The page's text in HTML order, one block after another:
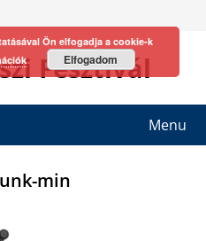
Fesztivál
Menu
min
Ön elfogadja a cookie-k
Elfogadom